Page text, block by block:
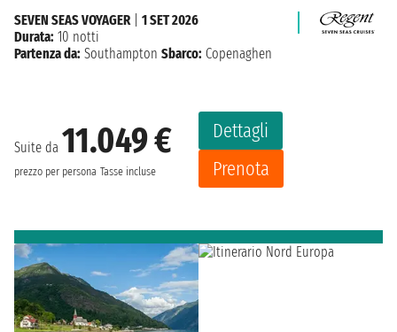
Suite da 11.049 €
prezzo per persona Tasse incluse
Dettagli
Prenota
SEVEN SEAS VOYAGER
1 SET 2026
Durata: 10 notti
Partenza da: Southampton Sbarco: Copenaghen